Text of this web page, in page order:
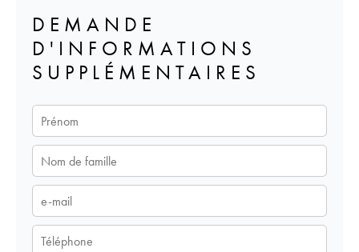
DEMANDE
D'INFORMATIONS
SUPPLÉMENTAIRES